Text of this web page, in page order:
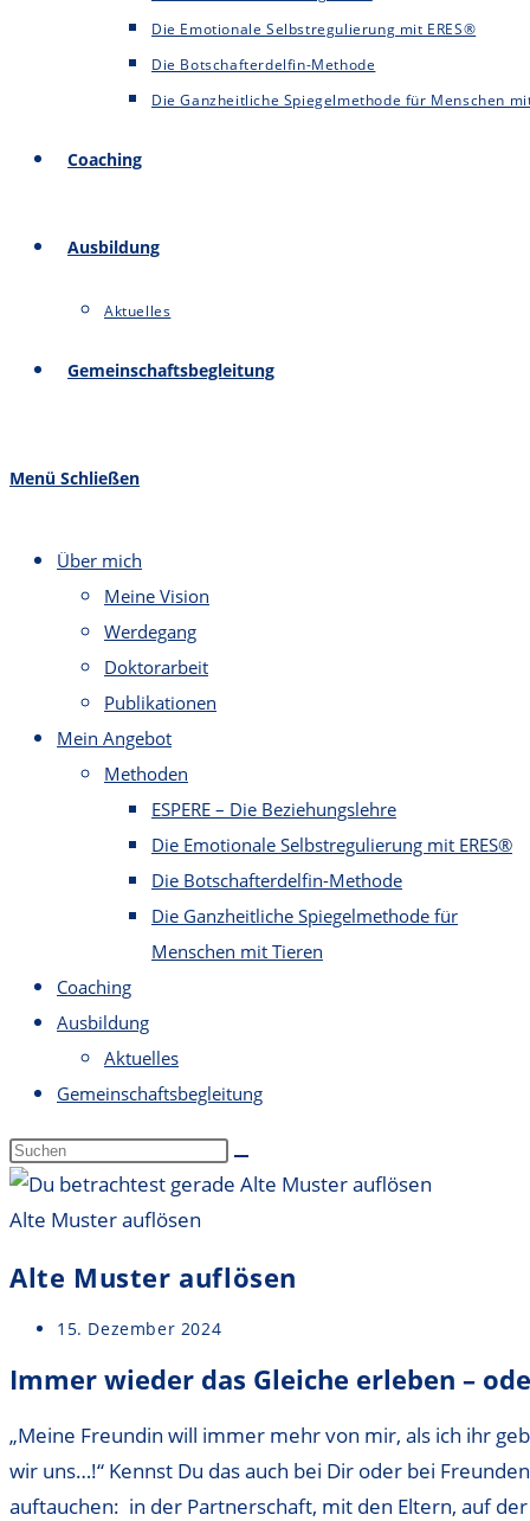
Die Emotionale Selbstregulierung mit ERES®
Die Botschafterdelfin-Methode
Die Ganzheitliche Spiegelmethode für Menschen
Coaching
Ausbildung
Aktuelles
Gemeinschaftsbegleitung
Menü Schließen
Über mich
Meine Vision
Werdegang
Doktorarbeit
Publikationen
Mein Angebot
Methoden
ESPERE – Die Beziehungslehre
Die Emotionale Selbstregulierung mit ERES®
Die Botschafterdelfin-Methode
Die Ganzheitliche Spiegelmethode für
Menschen mit Tieren
Coaching
Ausbildung
Aktuelles
Gemeinschaftsbegleitung
Alte Muster auflösen
Alte Muster auflösen
Beitrag
15. Dezember 2024
Immer wieder das Gleiche erleben –
„Meine Freundin will immer mehr von mir, als ich ihr
wir uns…!“ Kennst Du das auch bei Dir oder bei
auftauchen: in der Partnerschaft, mit den Eltern, auf